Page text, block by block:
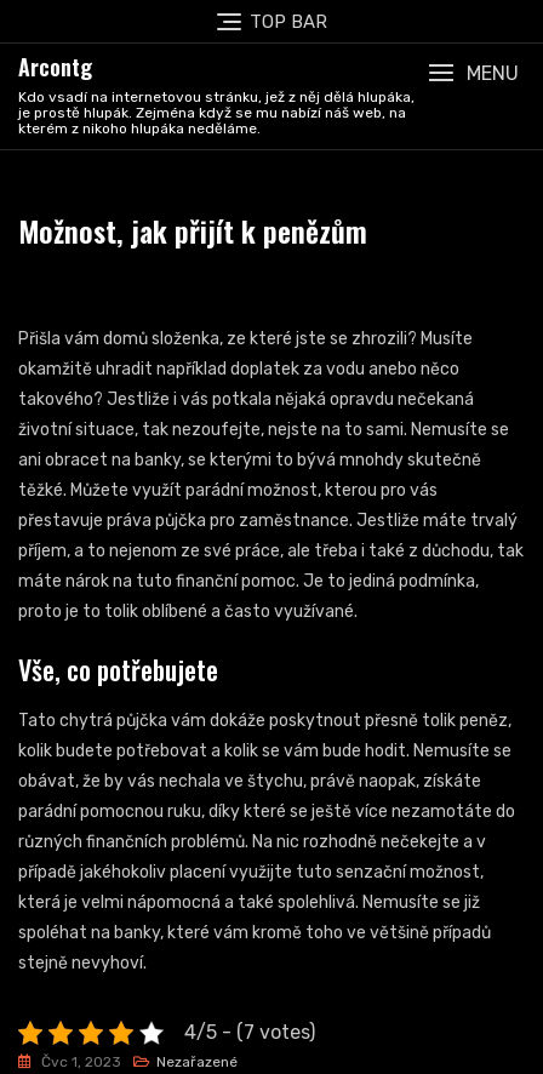
to
content
TOP BAR
Arcontg
Kdo vsadí na internetovou stránku, jež z něj dělá hlupáka,
je prostě hlupák. Zejména když se mu nabízí náš web, na
kterém z nikoho hlupáka neděláme.
MENU
Možnost, jak přijít k penězům
Přišla vám domů složenka, ze které jste se zhrozili? Musíte
okamžitě uhradit například doplatek za vodu anebo něco
takového? Jestliže i vás potkala nějaká opravdu nečekaná
životní situace, tak nezoufejte, nejste na to sami. Nemusíte se
ani obracet na banky, se kterými to bývá mnohdy skutečně
těžké. Můžete využít parádní možnost, kterou pro vás
přestavuje práva půjčka pro zaměstnance. Jestliže máte trvalý
příjem, a to nejenom ze své práce, ale třeba i také z důchodu, tak
máte nárok na tuto finanční pomoc. Je to jediná podmínka,
proto je to tolik oblíbené a často využívané.
Vše, co potřebujete
Tato chytrá půjčka vám dokáže poskytnout přesně tolik peněz,
kolik budete potřebovat a kolik se vám bude hodit. Nemusíte se
obávat, že by vás nechala ve štychu, právě naopak, získáte
parádní pomocnou ruku, díky které se ještě více nezamotáte do
různých finančních problémů. Na nic rozhodně nečekejte a v
případě jakéhokoliv placení využijte tuto senzační možnost,
která je velmi nápomocná a také spolehlivá. Nemusíte se již
spoléhat na banky, které vám kromě toho ve většině případů
stejně nevyhoví.
4/5 - (7 votes)
Čvc 1, 2023 Nezařazené